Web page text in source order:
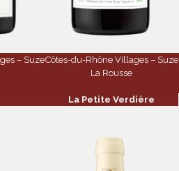
– SuzeCôtes-du-Rhône Villages – Suze
La Rousse
La Petite Verdière